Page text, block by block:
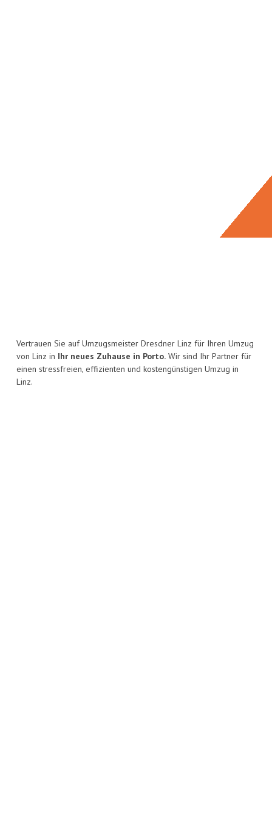
Vertrauen Sie auf Umzugsmeister Dresdner Linz für Ihren Umzug
von Linz in Ihr neues Zuhause in Porto. Wir sind Ihr Partner für
einen stressfreien, effizienten und kostengünstigen Umzug in
Linz.